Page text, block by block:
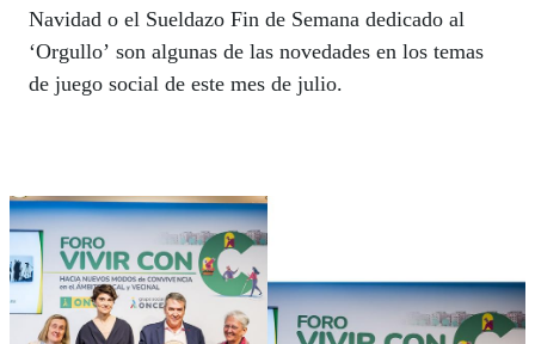
Navidad o el Sueldazo Fin de Semana dedicado al
‘Orgullo’ son algunas de las novedades en los temas
de juego social de este mes de julio.